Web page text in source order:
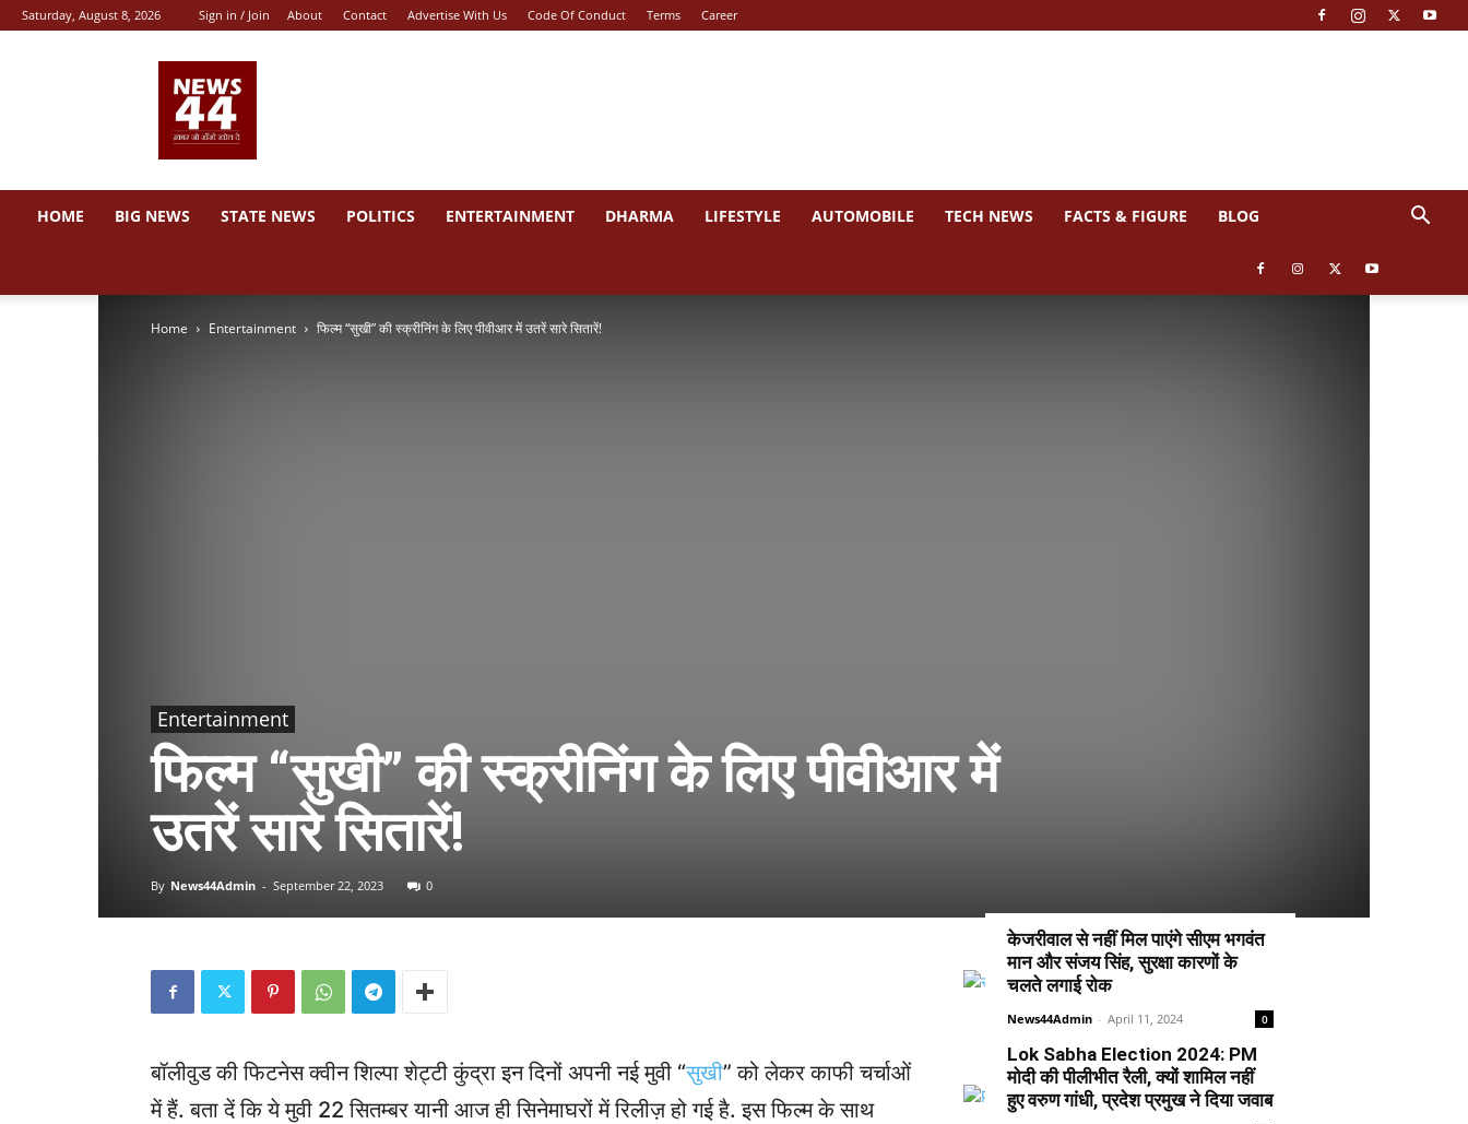
Saturday, August 8, 2026 Sign in / Join About Contact Advertise With Us Code Of Conduct Terms Career
44
HOME BIG NEWS STATE NEWS POLITICS ENTERTAINMENT DHARMA LIFESTYLE AUTOMOBILE TECH NEWS FACTS & FIGURE BLOG
Home Entertainment फिल्म “सुखी” की स्क्रीनिंग के लिए पीवीआर में उतरें सारे सितारें!
Entertainment
फिल्म “सुखी” की स्क्रीनिंग के लिए पीवीआर में
उतरें सारे सितारें!
By News44Admin - September 22, 2023 0
बॉलीवुड की फिटनेस क्वीन शिल्पा शेट्टी कुंद्रा इन दिनों अपनी नई मुवी “सुखी” को लेकर काफी चर्चाओं
में हैं. बता दें कि ये मुवी 22 सितम्बर यानी आज ही सिनेमाघरों में रिलीज़ हो गई है. इस फिल्म के साथ
केजरीवाल से नहीं मिल पाएंगे सीएम भगवंत
मान और संजय सिंह, सुरक्षा कारणों के
चलते लगाई रोक
News44Admin - April 11, 2024 0
Lok Sabha Election 2024: PM
मोदी की पीलीभीत रैली, क्यों शामिल नहीं
हुए वरुण गांधी, प्रदेश प्रमुख ने दिया जवाब